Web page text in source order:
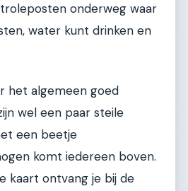
onderweg waar
water kunt drinken en
het algemeen goed
wel een paar steile
een beetje
komt iedereen boven.
kaart ontvang je bij de